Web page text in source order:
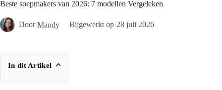
Beste soepmakers van 2026: 7 modellen Vergeleken
Door Mandy Bijgewerkt op 28 juli 2026
In dit Artikel